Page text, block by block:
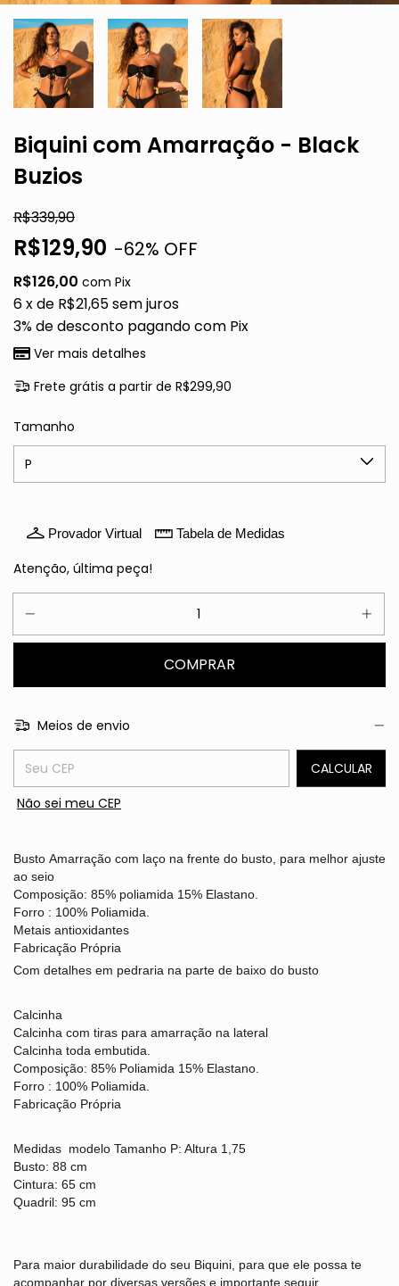
Biquini com Amarração - Black
Buzios
R$339,90
R$129,90 -62% OFF
R$126,00 com Pix
6x de R$21,65sem juros
3% de desconto pagando com Pix
Ver mais detalhes
Frete grátis a partir de R$299,90
Tamanho
Provador Virtual Tabela de Medidas
Atenção, última peça!
Meios de envio
Entregas para o CEP:
CALCULAR
Não sei meu CEP
Busto Amarração com laço na frente do busto, para melhor ajuste
ao seio
Composição: 85% poliamida 15% Elastano.
Forro : 100% Poliamida.
Metais antioxidantes
Fabricação Própria
Com detalhes em pedraria na parte de baixo do busto
Calcinha
Calcinha com tiras para amarração na lateral
Calcinha toda embutida.
Composição: 85% Poliamida 15% Elastano.
Forro : 100% Poliamida.
Fabricação Própria
Medidas modelo Tamanho P: Altura 1,75
Busto: 88 cm
Cintura: 65 cm
Quadril: 95 cm
Para maior durabilidade do seu Biquini, para que ele possa te
acompanhar por diversas versões e importante seguir